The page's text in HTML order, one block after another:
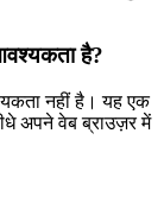
है?
नहीं है। यह एक
अपने वेब ब्राउज़र में